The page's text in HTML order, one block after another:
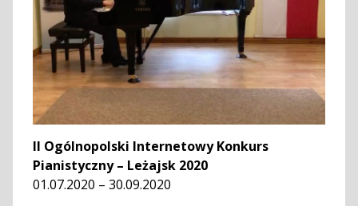
II Ogólnopolski Internetowy Konkurs
Pianistyczny – Leżajsk 2020
01.07.2020 – 30.09.2020